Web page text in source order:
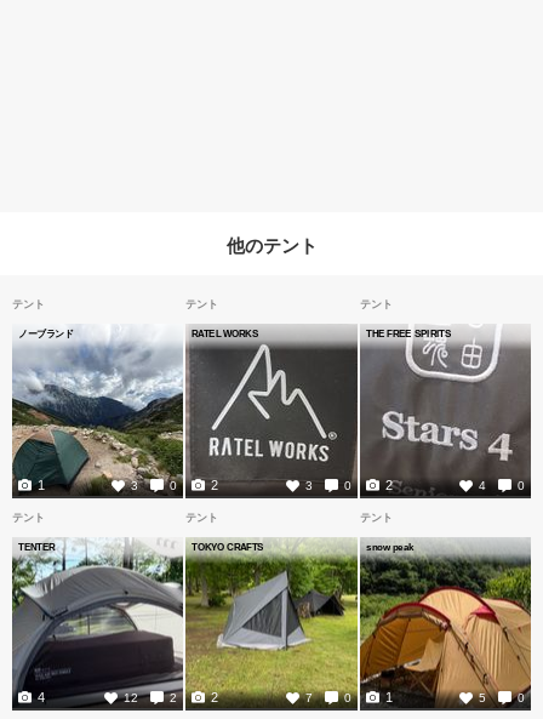
他のテント
テント
ノーブランド
3 0
1
テント
RATEL WORKS
3 0
2
テント
THE FREE SPIRITS
4 0
2
テント
TENTER
12 2
4
テント
TOKYO CRAFTS
7 0
2
テント
snow peak
5 0
1